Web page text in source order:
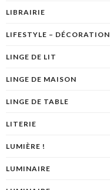
LIBRAIRIE
LIFESTYLE – DÉCORATION
LINGE DE LIT
LINGE DE MAISON
LINGE DE TABLE
LITERIE
LUMIÈRE !
LUMINAIRE